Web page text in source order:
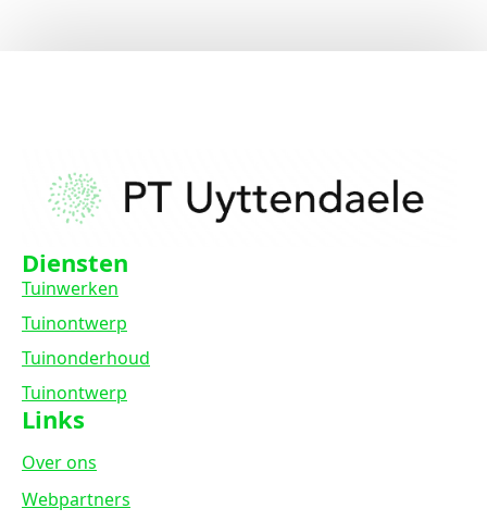
Diensten
Tuinwerken
Tuinontwerp
Tuinonderhoud
Tuinontwerp
Links
Over ons
Webpartners